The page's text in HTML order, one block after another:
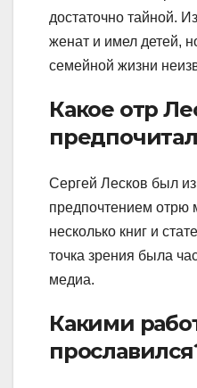
достаточно тайной.
женат и имел детей,
семейной жизни
Какое отр
Сергей Лесков был
предпочтением
несколько книг и
точка зрения была
медиа.
Какими